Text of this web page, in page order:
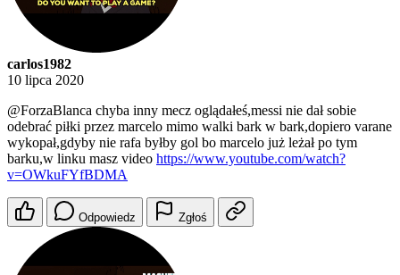
carlos1982
10 lipca 2020
@ForzaBlanca chyba inny mecz oglądałeś,messi nie dał sobie
odebrać piłki przez marcelo mimo walki bark w bark,dopiero varane
wykopał,gdyby nie rafa byłby gol bo marcelo już leżał po tym
barku,w linku masz video https://www.youtube.com/watch?
v=OWkuFYfBDMA
Odpowiedz Zgłoś